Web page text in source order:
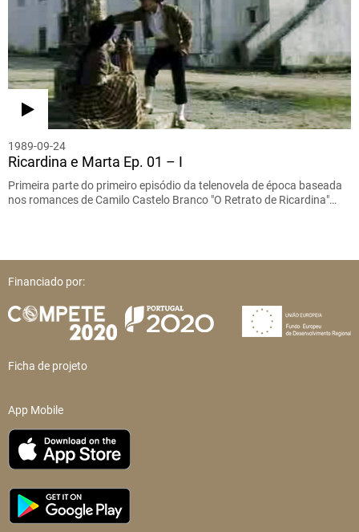
1989-09-24
Ricardina e Marta Ep. 01 – I
Primeira parte do primeiro episódio da telenovela de época baseada
nos romances de Camilo Castelo Branco "O Retrato de Ricardina"…
Financiado por:
Ficha de projeto
App Mobile